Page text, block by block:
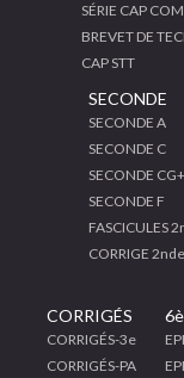
SÉRIE CAP
BREVET DE
CAP STT
SECONDE
SECONDE A
SECONDE C
SECONDE
SECONDE F
FASCICULES
CORRIGE
CORRIGÉS
CORRIGÉS-3e
CORRIGÉS-PA